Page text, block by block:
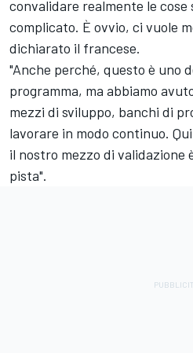
convalidare realmente le cose
complicato. È ovvio, ci vuole
dichiarato il francese.
"Anche perché, questo è uno
programma, ma abbiamo
mezzi di sviluppo, banchi di
lavorare in modo continuo.
il nostro mezzo di validazione
pista".